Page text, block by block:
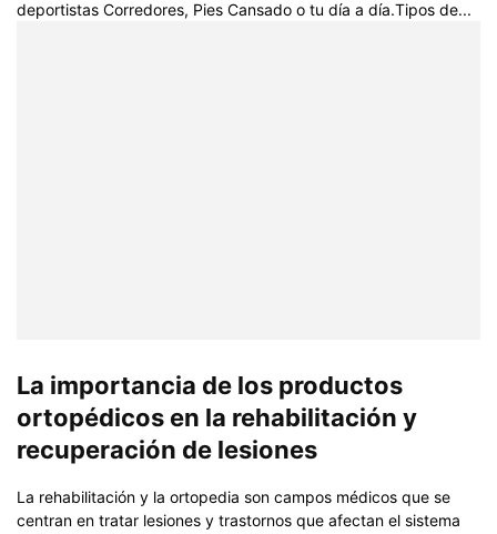
deportistas Corredores, Pies Cansado o tu día a día.Tipos de...
La importancia de los productos
ortopédicos en la rehabilitación y
recuperación de lesiones
La rehabilitación y la ortopedia son campos médicos que se
centran en tratar lesiones y trastornos que afectan el sistema